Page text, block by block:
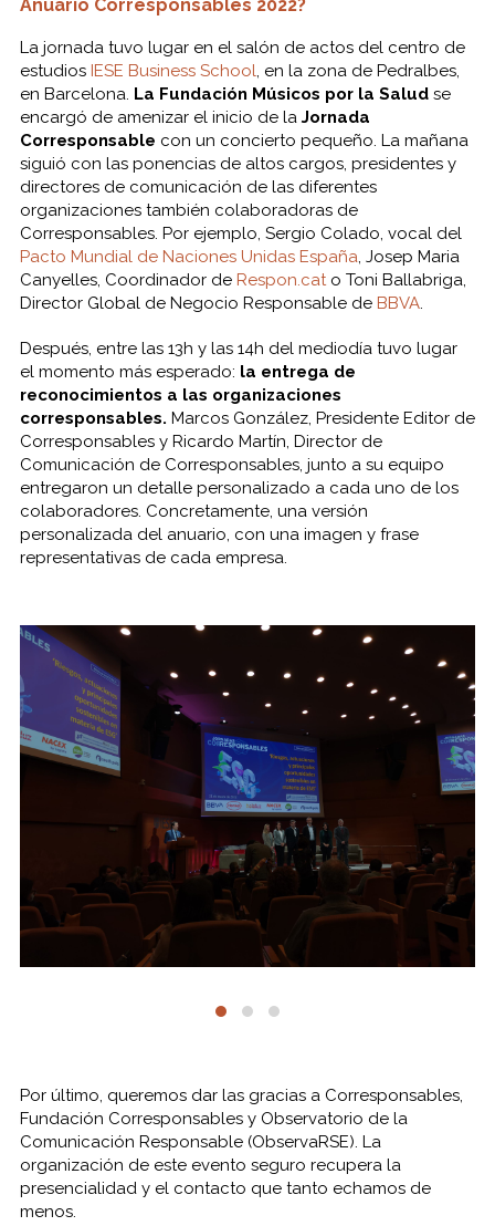
Anuario Corresponsables 2022?
La jornada tuvo lugar en el salón de actos del centro de
estudios IESE Business School, en la zona de Pedralbes,
en Barcelona. La Fundación Músicos por la Saludse
encargó de amenizar el inicio de la Jornada
Corresponsable con un concierto pequeño. La mañana
siguió con las ponencias de altos cargos, presidentes y
directores de comunicación de las diferentes
organizaciones también colaboradoras de
Corresponsables. Por ejemplo, Sergio Colado, vocal del
Pacto Mundial de Naciones Unidas España, Josep Maria
Canyelles, Coordinador de Respon.cato Toni Ballabriga,
Director Global de Negocio Responsable de BBVA.
Después, entre las 13h y las 14h del mediodía tuvo lugar
el momento más esperado: la entrega de
reconocimientos a las organizaciones
corresponsables. Marcos González, Presidente Editor de
Corresponsables y Ricardo Martín, Director de
Comunicación de Corresponsables, junto a su equipo
entregaron un detalle personalizado a cada uno de los
colaboradores. Concretamente, una versión
personalizada del anuario, con una imagen y frase
representativas de cada empresa.
Por último, queremos dar las gracias a Corresponsables,
Fundación Corresponsables y Observatorio de la
Comunicación Responsable (ObservaRSE). La
organización de este evento seguro recupera la
presencialidad y el contacto que tanto echamos de
menos.